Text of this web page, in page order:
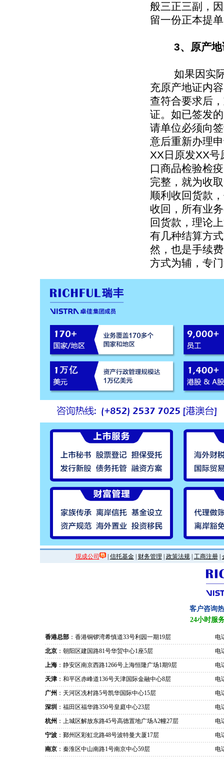
般三正三副，
留一份正本提
3、原产
如果因实际
充原产地证内
查符合要求后
证。如已签发
请单位必须向
意后重新办理
XX日原发XX号
口商品检验检
完整，就为收
顺利收回货款
收回，所有业
回货款，理论
有几种结算方
然，也是手续
方式为辅，专
现成公司 | 信托基金| 财务管理 政策法规| 工商注册|
客户咨询
24小时服
香港总部 ：香港铜锣湾希慎道33号利园一期19层
电
北京 ：朝阳区建国路81号华贸中心1座5层
电
上海 ：静安区南京西路1266号上海恒隆广场1期9层
电
天津 ：和平区赤峰道136号天津国际金融中心8层
电
广州 ：天河区冼村路5号凯华国际中心15层
电
深圳 ：福田区福华路350号皇庭中心23层
电
杭州 ：上城区解放东路45号高德置地广场A2幢27层
电
宁波 ：鄞州区彩虹北路48号波特曼大厦17层
电
南京 ：秦淮区中山南路1号南京中心59层
电